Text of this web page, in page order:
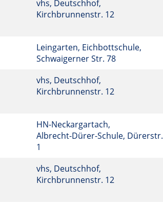
vhs, Deutschhof,
Kirchbrunnenstr. 12
Leingarten, Eichbottschule,
Schwaigerner Str. 78
vhs, Deutschhof,
Kirchbrunnenstr. 12
HN-Neckargartach,
Albrecht-Dürer-Schule, Dürerstr.
1
vhs, Deutschhof,
Kirchbrunnenstr. 12